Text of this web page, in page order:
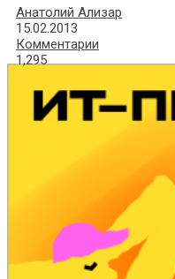
Анатолий Ализар
15.02.2013
Комментарии
1,295